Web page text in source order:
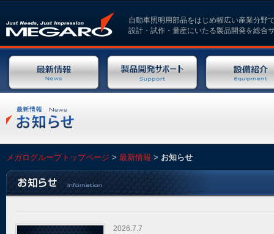
自動車照明用部品をはじめ幅広い産業分野
設計・試作・量産にいたる製品開発を総合
メガログループトップページ > 最新情報 > お知らせ
2026.7.7